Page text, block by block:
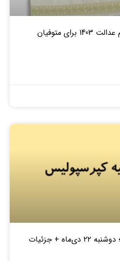
آیا مرحله اول سود سهام عدالت 1403 برای متوفیان
عرضه اولیه کپرسپولیس؛ دوشنبه ۲۲ دی‌ماه + جزئیات